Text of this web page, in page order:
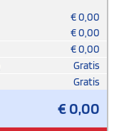
€0,00
€0,00
€0,00
Gratis
Gratis
€0,00